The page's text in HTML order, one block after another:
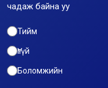
чадаж байна уу
Тийм
Үгүй
Боломжийн